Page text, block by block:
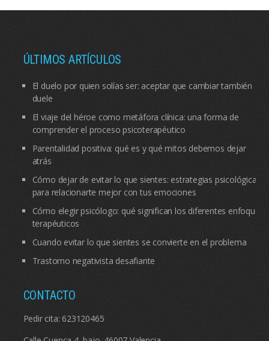
ÚLTIMOS ARTÍCULOS
El duelo por quien solías ser: aceptar que cambiar también
duele
El viaje del héroe como metáfora clínica: una forma de
comprender el proceso psicoterapéutico
Parentalidad positiva: qué es y qué mitos debemos dejar
atrás
Cómo dejar de evitar lo que sientes: estrategias psicológicas
para relacionarte mejor con tus emociones
Cómo elegir psicólogo: qué significan los diferentes enfoques
terapéuticos
Cuando evitar lo que sientes se convierte en el problema
Trastorno negativista desafiante
CONTACTO
Pedir cita: 623120465